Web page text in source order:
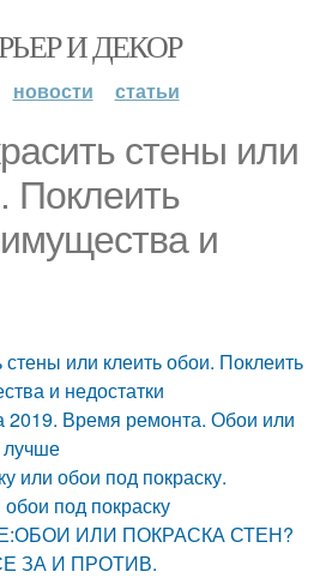
И ДЕКОР
новости статьи
стены или
Поклеить
и
или клеить обои. Поклеить
и недостатки
2019. Время ремонта. Обои или
лучше
или обои под покраску.
под покраску
ИЛИ ПОКРАСКА СТЕН?
ЗА И ПРОТИВ.